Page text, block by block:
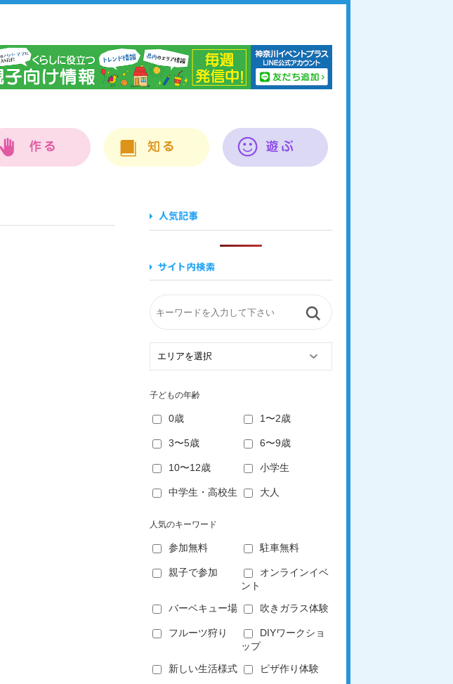
子どもの年齢
0歳 1〜2歳
3〜5歳 6〜9歳
10〜12歳 小学生
中学生・高校生 大人
人気のキーワード
参加無料 駐車無料
親子で参加
オンラインイベ
ント
バーベキュー場 吹きガラス体験
フルーツ狩り
DIYワークショ
ップ
新しい生活様式 ピザ作り体験